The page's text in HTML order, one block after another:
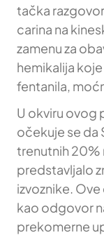
tačka
carina na
zamenu za
hemikalija
fentanila,
U okviru ovog
očekuje se da
trenutnih 20%
predstavljalo
izvoznike.
kao odgovor
prekomerne